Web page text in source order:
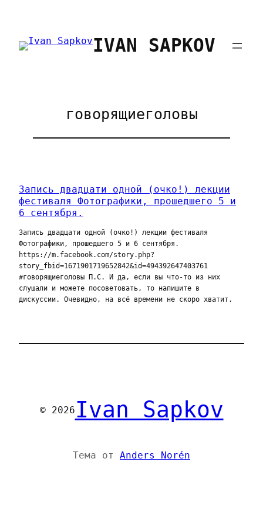
содержимому
IVAN SAPKOV
говорящиеголовы
Запись двадцати одной (очко!) лекции
фестиваля Фотографики, прошедшего 5 и
6 сентября.
Запись двадцати одной (очко!) лекции фестиваля
Фотографики, прошедшего 5 и 6 сентября.
https://m.facebook.com/story.php?
story_fbid=1671901719652842&id=494392647403761
#говорящиеголовы П.С. И да, если вы что-то из них
слушали и можете посоветовать, то напишите в
дискуссии. Очевидно, на всё времени не скоро хватит.
© 2026 Ivan Sapkov
Тема от Anders Norén